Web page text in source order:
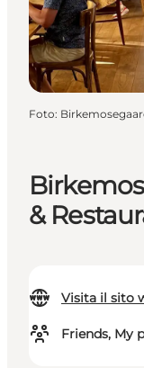
&
Visita il sito
Friends, My
Foto: